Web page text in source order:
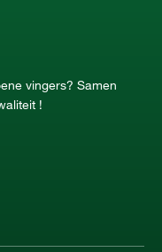
vingers? Samen
!